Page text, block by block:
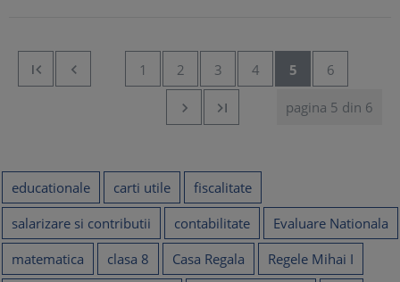
  1 2 3 4 5 6
pagina 5 din 6


educationale carti utile
fiscalitate
salarizare si contributii
contabilitate
Evaluare Nationala
matematica
clasa 8 Casa Regala
Regele Mihai I